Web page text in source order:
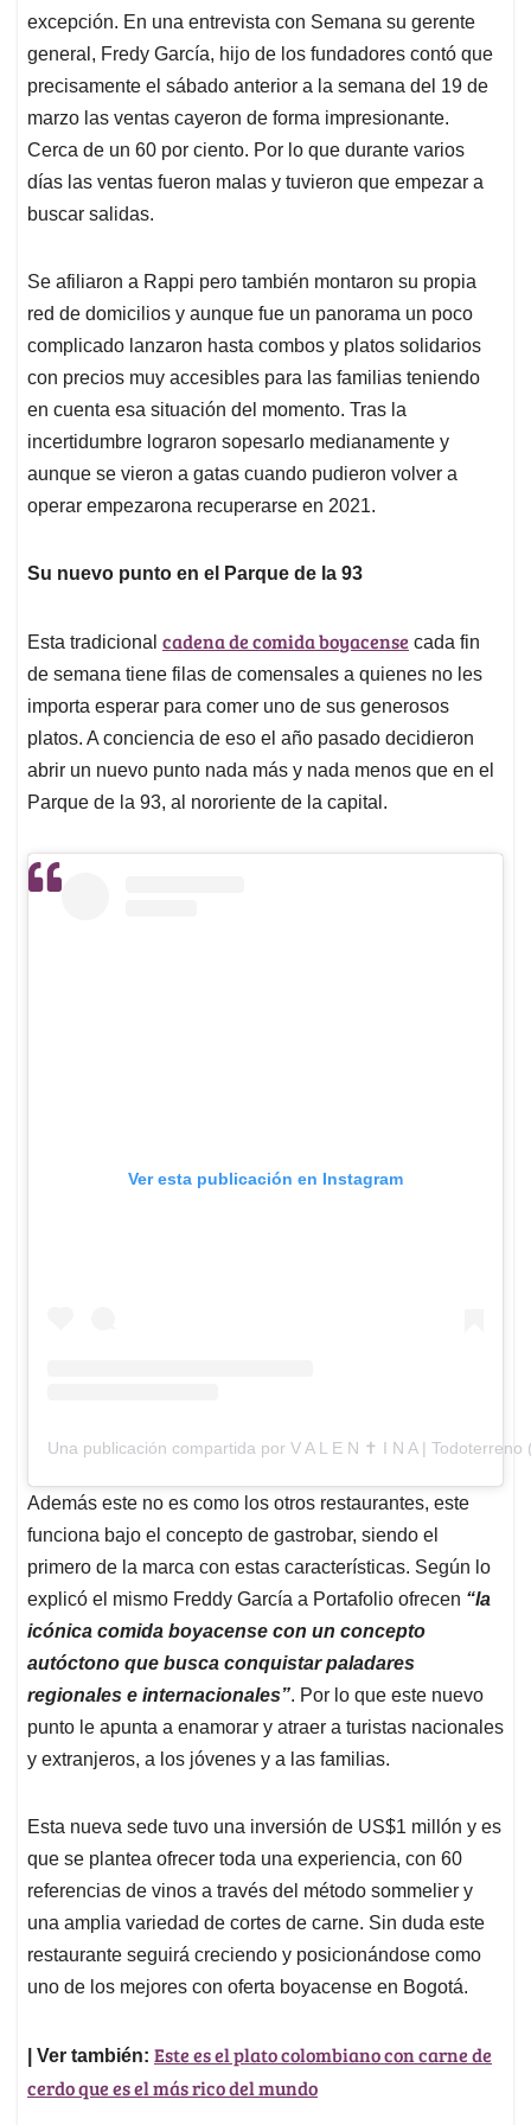
excepción. En una entrevista con Semana su gerente
general, Fredy García, hijo de los fundadores contó que
precisamente el sábado anterior a la semana del 19 de
marzo las ventas cayeron de forma impresionante.
Cerca de un 60 por ciento. Por lo que durante varios
días las ventas fueron malas y tuvieron que empezar a
buscar salidas.
Se afiliaron a Rappi pero también montaron su propia
red de domicilios y aunque fue un panorama un poco
complicado lanzaron hasta combos y platos solidarios
con precios muy accesibles para las familias teniendo
en cuenta esa situación del momento. Tras la
incertidumbre lograron sopesarlo medianamente y
aunque se vieron a gatas cuando pudieron volver a
operar empezarona recuperarse en 2021.
Su nuevo punto en el Parque de la 93
Esta tradicional cadena de comida boyacense cada fin
de semana tiene filas de comensales a quienes no les
importa esperar para comer uno de sus generosos
platos. A conciencia de eso el año pasado decidieron
abrir un nuevo punto nada más y nada menos que en el
Parque de la 93, al nororiente de la capital.
Ver esta publicación en Instagram
Una publicación compartida por V A L E N ✝ I N A | Todoterreno
Además este no es como los otros restaurantes, este
funciona bajo el concepto de gastrobar, siendo el
primero de la marca con estas características. Según lo
explicó el mismo Freddy García a Portafolio ofrecen “la
icónica comida boyacense con un concepto
autóctono que busca conquistar paladares
regionales e internacionales”. Por lo que este nuevo
punto le apunta a enamorar y atraer a turistas nacionales
y extranjeros, a los jóvenes y a las familias.
Esta nueva sede tuvo una inversión de US$1 millón y es
que se plantea ofrecer toda una experiencia, con 60
referencias de vinos a través del método sommelier y
una amplia variedad de cortes de carne. Sin duda este
restaurante seguirá creciendo y posicionándose como
uno de los mejores con oferta boyacense en Bogotá.
| Ver también: Este es el plato colombiano con carne de
cerdo que es el más rico del mundo